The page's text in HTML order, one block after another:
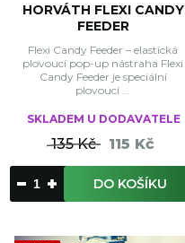
HORVÁTH FLEXI CANDY
FEEDER
Flexi Candy Feeder – elastická
plovoucí pop-up nástraha Flexi
Candy Feeder je speciální
plovoucí ...
SKLADEM U DODAVATELE
135 Kč 115 Kč
DO KOŠÍKU